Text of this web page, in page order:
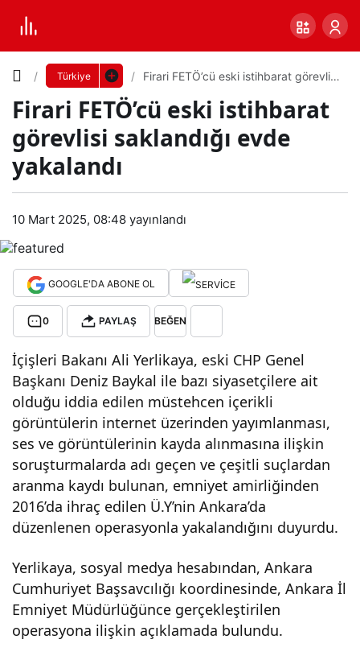
Türkiye
Firari FETÖ’cü eski istihbarat görevlisi
Firari FETÖ’cü eski istihbarat
görevlisi saklandığı evde
yakalandı
10 Mart 2025, 08:48 yayınlandı
GOOGLE'DA ABONE OL
0 PAYLAŞ BEĞEN
İçişleri Bakanı Ali Yerlikaya, eski CHP Genel
Başkanı Deniz Baykal ile bazı siyasetçilere ait
olduğu iddia edilen müstehcen içerikli
görüntülerin internet üzerinden yayımlanması,
ses ve görüntülerinin kayda alınmasına ilişkin
soruşturmalarda adı geçen ve çeşitli suçlardan
aranma kaydı bulunan, emniyet amirliğinden
2016’da ihraç edilen Ü.Y’nin Ankara’da
düzenlenen operasyonla yakalandığını duyurdu.
Yerlikaya, sosyal medya hesabından, Ankara
Cumhuriyet Başsavcılığı koordinesinde, Ankara İl
Emniyet Müdürlüğünce gerçekleştirilen
operasyona ilişkin açıklamada bulundu.
Firar
FET
Ö’cü
istih
bara
gör
evli
si
Yazı
Boyutunu
Varsayılana
0 PAYLAŞ